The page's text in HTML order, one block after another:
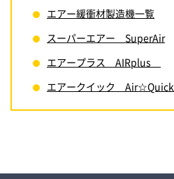
エアー緩衝材製造機一覧
スーパーエアー SuperAir
エアープラス AIRplus
エアークイック Air☆Quick